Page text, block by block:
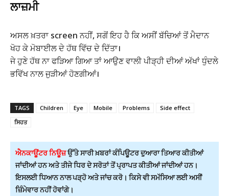
ਲਾਜ਼ਮੀ
ਅਸਲ ਖ਼ਤਰਾ screen ਨਹੀਂ, ਸਗੋਂ ਇਹ ਹੈ ਕਿ ਅਸੀਂ ਬੱਚਿਆਂ ਤੋਂ ਮੈਦਾਨ
ਖੋਹ ਕੇ ਮੋਬਾਈਲ ਦੇ ਹੱਥ ਵਿੱਚ ਦੇ ਦਿੱਤਾ।
ਜੇ ਹੁਣੇ ਹੱਥ ਨਾ ਫੜਿਆ ਗਿਆ ਤਾਂ ਆਉਣ ਵਾਲੀ ਪੀੜ੍ਹੀ ਦੀਆਂ ਅੱਖਾਂ ਧੁੰਦਲੇ
ਭਵਿੱਖ ਨਾਲ ਜੁੜੀਆਂ ਹੋਣਗੀਆਂ।
TAGS Children Eye Mobile Problems
Side effect
ਸਿਹਤ
ਐਨਕਾਊਂਟਰ ਨਿਊਜ਼ਉੱਤੇ ਸਾਰੀ ਖ਼ਬਰਾਂ ਕੰਪਿਊਟਰ ਦੁਆਰਾ ਤਿਆਰ ਕੀਤੀਆਂ
ਜਾਂਦੀਆਂ ਹਨ ਅਤੇ ਤੀਜੇ ਧਿਰ ਦੇ ਸਰੋਤਾਂ ਤੋਂ ਪ੍ਰਾਪਤ ਕੀਤੀਆਂ ਜਾਂਦੀਆਂ ਹਨ।
ਇਸਲਈ ਧਿਆਨ ਨਾਲ ਪੜ੍ਹੋ ਅਤੇ ਜਾਂਚ ਕਰੋ। ਕਿਸੇ ਵੀ ਸਮੱਸਿਆ ਲਈ ਅਸੀਂ
ਜ਼ਿੰਮੇਵਾਰ ਨਹੀਂ ਹੋਵਾਂਗੇ।